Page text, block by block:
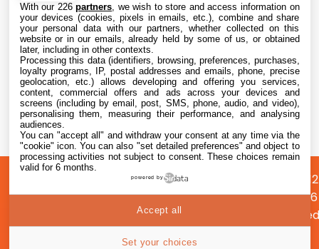
L’iPhone original de 2007 perd son dernier
réseau mobile aux États-Unis avec l’arrêt de
la 2G
7 Aug. 2026 • 15:55
propos
Préférences
cookies
Confidentialité
©
2026
|
With our 226partners , we wish to store and access information on
your devices (cookies, pixels in emails, etc.), combine and share
your personal data with our partners, whether collected on this
website or in our emails, already held by some of us, or obtained
later, including in other contexts.
Processing this data (identifiers, browsing, preferences, purchases,
loyalty programs, IP, postal addresses and emails, phone, precise
geolocation, etc.) allows developing and offering you services,
content, commercial offers and ads across your devices and
screens (including by email, post, SMS, phone, audio, and video),
personalising them, measuring their performance, and analysing
audiences.
You can "accept all" and withdraw your consent at any time via the
"cookie" icon. You can also "set detailed preferences" and object to
processing activities not subject to consent. These choices remain
valid for 6 months.
powered by
Set your choices
Accept all